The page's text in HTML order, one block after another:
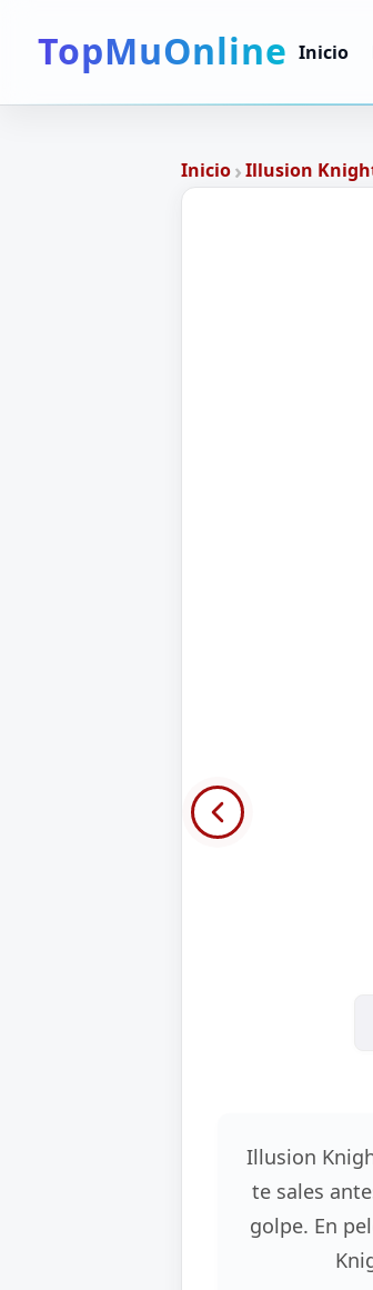
TopMuOnline Inicio
Inicio›Illusion
Illusion
te sales
golpe. En